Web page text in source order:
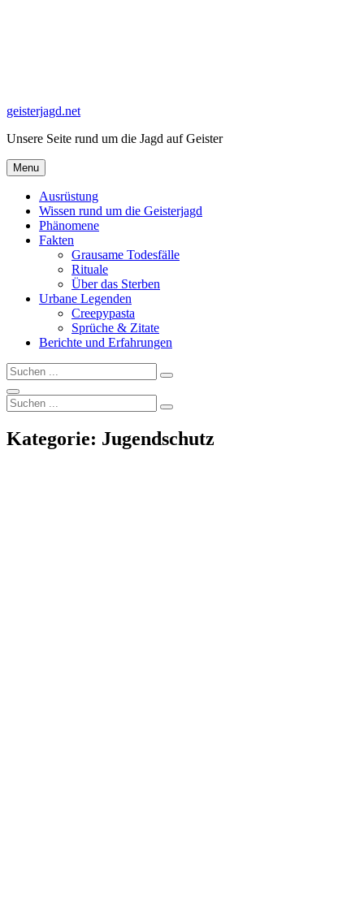
geisterjagd.net
Unsere Seite rund um die Jagd auf Geister
Menu
Ausrüstung
Wissen rund um die Geisterjagd
Phänomene
Fakten
Grausame Todesfälle
Rituale
Über das Sterben
Urbane Legenden
Creepypasta
Sprüche & Zitate
Berichte und Erfahrungen
Search
for:
Search
Search
Search
for:
Search
Kategorie: Jugendschutz